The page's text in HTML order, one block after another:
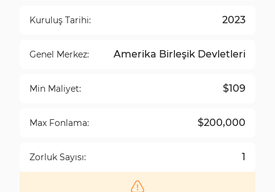
Kuruluş Tarihi: 2023
Genel Merkez: Amerika Birleşik Devletleri
Min Maliyet: $109
Max Fonlama: $200,000
Zorluk Sayısı: 1